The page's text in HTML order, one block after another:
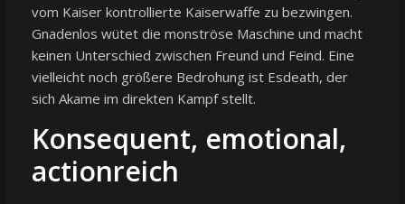
vom Kaiser kontrollierte Kaiserwaffe zu bezwingen.
Gnadenlos wütet die monströse Maschine und macht
keinen Unterschied zwischen Freund und Feind. Eine
vielleicht noch größere Bedrohung ist Esdeath, der
sich Akame im direkten Kampf stellt.
Konsequent, emotional,
actionreich